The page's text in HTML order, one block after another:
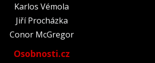
Karlos Vémola
Jiří Procházka
Conor McGregor
Osobnosti.cz